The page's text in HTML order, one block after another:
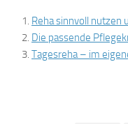
Reha sinnvoll nutzen
Die passende
Tagesreha – im